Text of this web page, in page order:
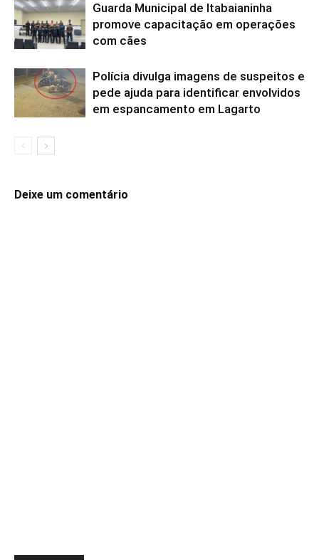
Guarda Municipal de Itabaianinha
promove capacitação em operações
com cães
Polícia divulga imagens de suspeitos e
pede ajuda para identificar envolvidos
em espancamento em Lagarto
Deixe um comentário